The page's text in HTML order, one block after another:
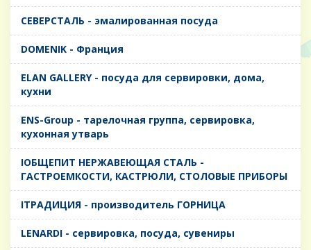
CЕВЕРСТАЛЬ - эмалированная посуда
DOMENIK - Франция
ELAN GALLERY - посуда для сервировки, дома,
кухни
ENS-Group - тарелочная группа, сервировка,
кухонная утварь
IОБЩЕПИТ НЕРЖАВЕЮЩАЯ СТАЛЬ -
ГАСТРОЕМКОСТИ, КАСТРЮЛИ, СТОЛОВЫЕ ПРИБОРЫ
IТРАДИЦИЯ - производитель ГОРНИЦА
LENARDI - сервировка, посуда, сувениры